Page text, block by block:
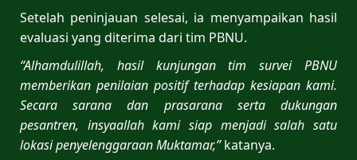
Setelah peninjauan selesai, ia menyampaikan hasil
evaluasi yang diterima dari tim PBNU.
“Alhamdulillah, hasil kunjungan tim survei PBNU
memberikan penilaian positif terhadap kesiapan kami.
Secara sarana dan prasarana serta dukungan
pesantren, insyaallah kami siap menjadi salah satu
lokasi penyelenggaraan Muktamar,”katanya.